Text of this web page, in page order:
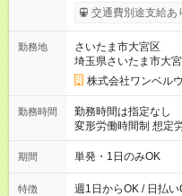
いOK！（規定あり
ンビニATMから 日払い分を
交通費別途支給あ
勤務地
さいたま市大宮区
埼玉県さいたま市大
株式会社ワンベル
勤務時間
勤務時間は指定なし
変形労働時間制 想定労働時間160
～21：00
期間 単発・1日のみOK
特徴 週1日からOK / 日払